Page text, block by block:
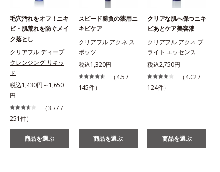
毛穴汚れをオフ！ニキ
ビ・肌荒れを防ぐメイ
ク落とし
クリアフル ディープ
クレンジング リキッ
ド
税込1,430円～1,650
円
（3.77 /
251件）
商品を選ぶ
スピード勝負の薬用ニ
キビケア
クリアフル アクネ ス
ポッツ
税込1,320円
（4.5 /
145件）
商品を選ぶ
クリアな肌へ保つニキ
ビあとケア美容液
クリアフル アクネ ブ
ライト エッセンス
税込2,750円
（4.02 /
124件）
商品を選ぶ